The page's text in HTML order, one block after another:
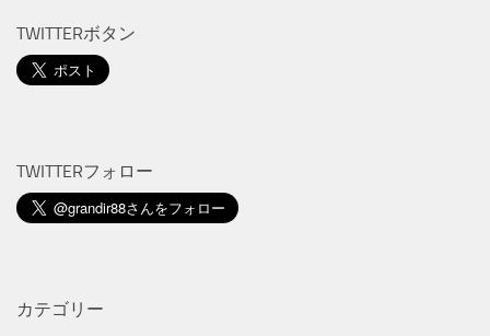
TWITTERボタン
TWITTERフォロー
カテゴリー